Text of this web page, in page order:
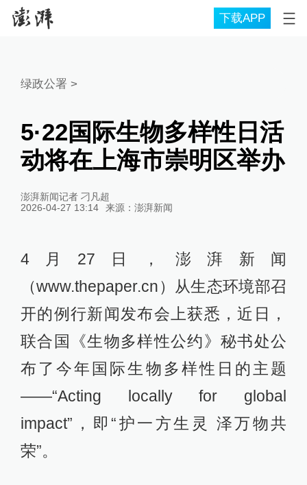
下载APP
绿政公署 >
5·22国际生物多样性日活
动将在上海市崇明区举办
澎湃新闻记者 刁凡超
2026-04-27 13:14
来源： 澎湃新闻
4月27日，澎湃新闻
（www.thepaper.cn）从生态环境部召
开的例行新闻发布会上获悉，近日，
联合国《生物多样性公约》秘书处公
布了今年国际生物多样性日的主题
——“Acting locally for global
impact”，即“护一方生灵 泽万物共
荣”。